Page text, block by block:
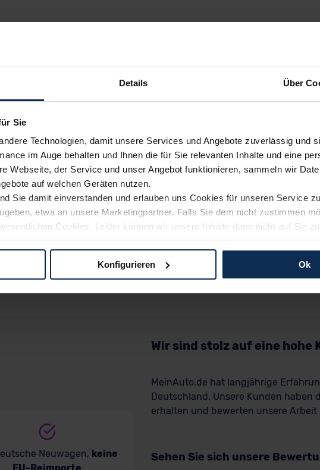
Details Über
Sie
Technologien, damit unsere Services und Angebote zuverlässig und
im Auge behalten und Ihnen die für Sie relevanten Inhalte und eine
Webseite, der Service und unser Angebot funktionieren, sammeln wir
auf welchen Geräten nutzen.
Sie damit einverstanden und erlauben uns Cookies für unseren Service
etwa an unsere Marketingpartner. Falls Sie dem nicht zustimmen
Cookies. Leider können wir unsere Inhalte dann nicht auf Sie
Weg zu Ihrem Neuwagen unterstützen. Sie können die Einstellungen
Sie hierzu Ihre Einwilligung freiwillig erteilen. Nähere Informationen zu
Konfigurieren Ok
Neuwagen, keine
EU-Reimporte
Wir sind stolz auf eine
MeinAuto.de hat langjährige
Deutschland. Unsere Kunden haben
erhalten und bewerten unsere Arbeit
Sehen Sie sich unsere